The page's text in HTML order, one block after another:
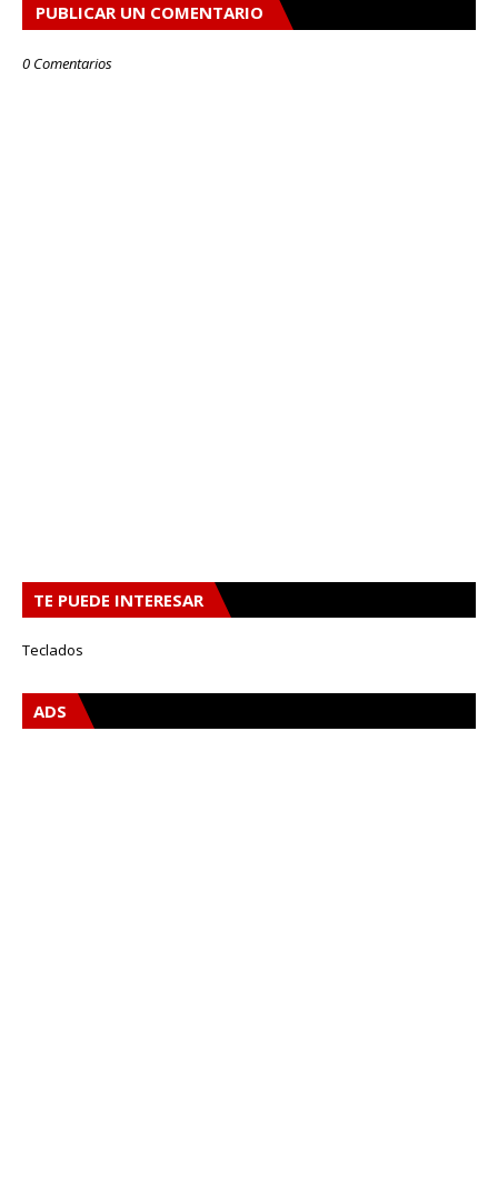
PUBLICAR UN COMENTARIO
0 Comentarios
TE PUEDE INTERESAR
Teclados
ADS